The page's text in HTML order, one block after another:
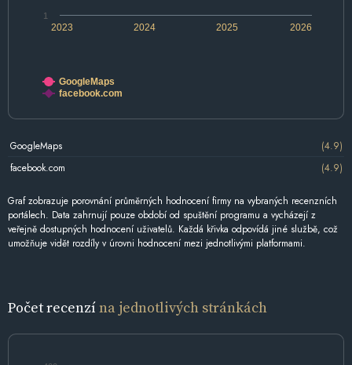
2024 2026
2023 2025
1
GoogleMaps
facebook.com
GoogleMaps
(4.9)
facebook.com
(4.9)
Graf zobrazuje porovnání průměrných hodnocení firmy na vybraných recenzních
portálech. Data zahrnují pouze období od spuštění programu a vycházejí z
veřejně dostupných hodnocení uživatelů. Každá křivka odpovídá jiné službě, což
umožňuje vidět rozdíly v úrovni hodnocení mezi jednotlivými platformami.
Počet recenzína jednotlivých stránkách